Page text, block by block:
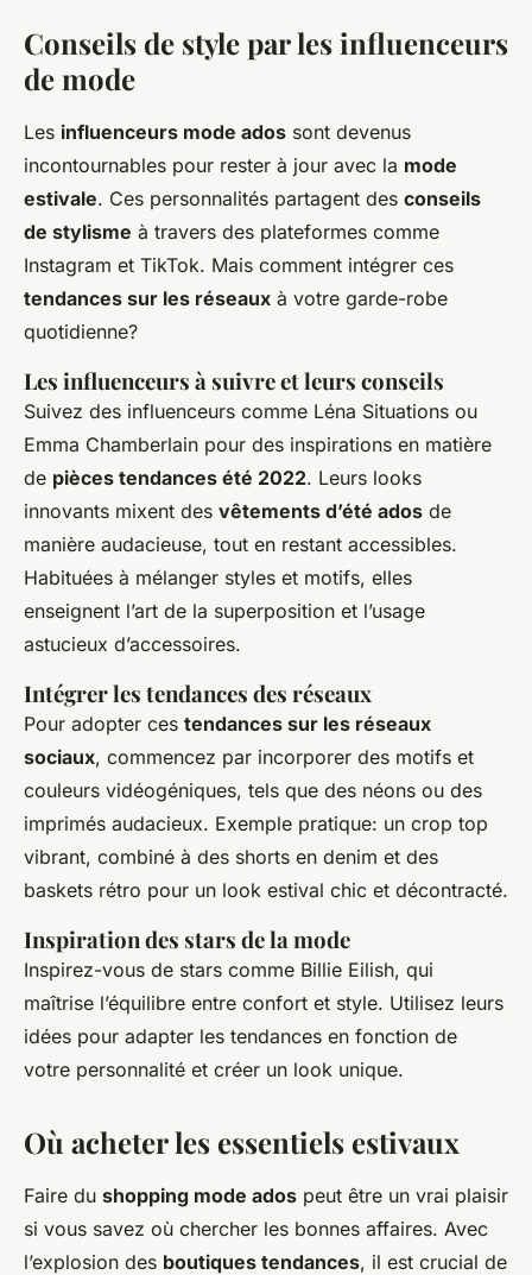
Conseils de style par les influenceurs
de mode
Les influenceurs mode ados sont devenus
incontournables pour rester à jour avec la mode
estivale. Ces personnalités partagent des conseils
de stylisme à travers des plateformes comme
Instagram et TikTok. Mais comment intégrer ces
tendances sur les réseaux à votre garde-robe
quotidienne?
Les influenceurs à suivre et leurs conseils
Suivez des influenceurs comme Léna Situations ou
Emma Chamberlain pour des inspirations en matière
de pièces tendances été 2022. Leurs looks
innovants mixent des vêtements d’été ados de
manière audacieuse, tout en restant accessibles.
Habituées à mélanger styles et motifs, elles
enseignent l’art de la superposition et l’usage
astucieux d’accessoires.
Intégrer les tendances des réseaux
Pour adopter ces tendances sur les réseaux
sociaux, commencez par incorporer des motifs et
couleurs vidéogéniques, tels que des néons ou des
imprimés audacieux. Exemple pratique: un crop top
vibrant, combiné à des shorts en denim et des
baskets rétro pour un look estival chic et décontracté.
Inspiration des stars de la mode
Inspirez-vous de stars comme Billie Eilish, qui
maîtrise l’équilibre entre confort et style. Utilisez leurs
idées pour adapter les tendances en fonction de
votre personnalité et créer un look unique.
Où acheter les essentiels estivaux
Faire du shopping mode ados peut être un vrai plaisir
si vous savez où chercher les bonnes affaires. Avec
l’explosion des boutiques tendances, il est crucial de